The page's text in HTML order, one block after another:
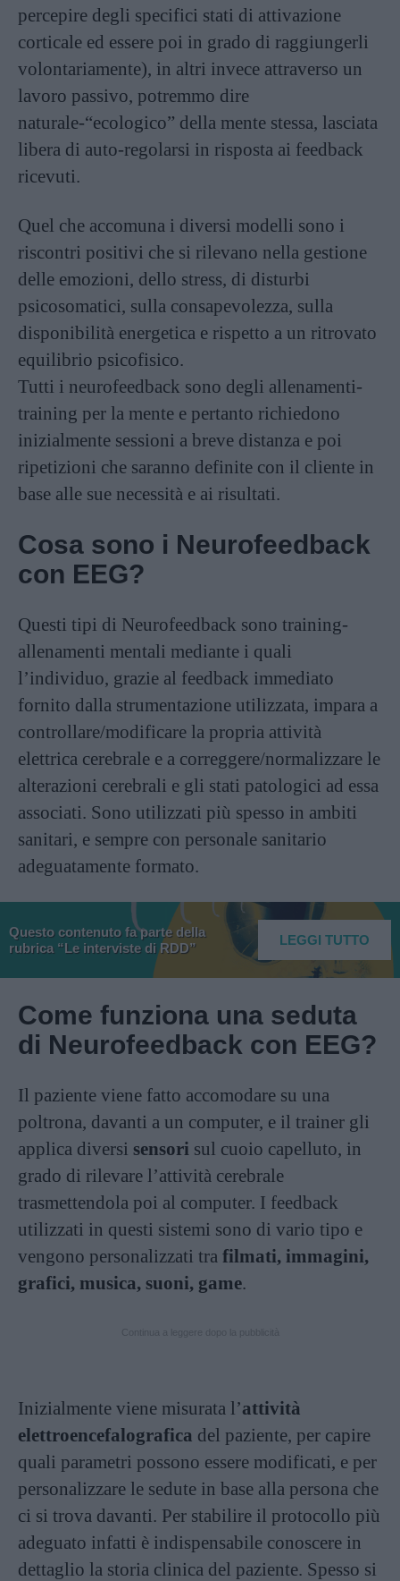
percepire degli specifici stati di attivazione
corticale ed essere poi in grado di raggiungerli
volontariamente), in altri invece attraverso un
lavoro passivo, potremmo dire
naturale-“ecologico” della mente stessa, lasciata
libera di auto-regolarsi in risposta ai feedback
ricevuti.
Quel che accomuna i diversi modelli sono i
riscontri positivi che si rilevano nella gestione
delle emozioni, dello stress, di disturbi
psicosomatici, sulla consapevolezza, sulla
disponibilità energetica e rispetto a un ritrovato
equilibrio psicofisico.
Tutti i neurofeedback sono degli allenamenti-
training per la mente e pertanto richiedono
inizialmente sessioni a breve distanza e poi
ripetizioni che saranno definite con il cliente in
base alle sue necessità e ai risultati.
Cosa sono i Neurofeedback
con EEG?
Questi tipi di Neurofeedback sono training-
allenamenti mentali mediante i quali
l’individuo, grazie al feedback immediato
fornito dalla strumentazione utilizzata, impara a
controllare/modificare la propria attività
elettrica cerebrale e a correggere/normalizzare le
alterazioni cerebrali e gli stati patologici ad essa
associati. Sono utilizzati più spesso in ambiti
sanitari, e sempre con personale sanitario
adeguatamente formato.
Questo contenuto fa parte della
rubrica “Le interviste di RDD”
LEGGI TUTTO
Come funziona una seduta
di Neurofeedback con EEG?
Il paziente viene fatto accomodare su una
poltrona, davanti a un computer, e il trainer gli
applica diversi sensori sul cuoio capelluto, in
grado di rilevare l’attività cerebrale
trasmettendola poi al computer. I feedback
utilizzati in questi sistemi sono di vario tipo e
vengono personalizzati tra filmati, immagini,
grafici, musica, suoni, game.
Inizialmente viene misurata l’attività
elettroencefalografica del paziente, per capire
quali parametri possono essere modificati, e per
personalizzare le sedute in base alla persona che
ci si trova davanti. Per stabilire il protocollo più
adeguato infatti è indispensabile conoscere in
dettaglio la storia clinica del paziente. Spesso si